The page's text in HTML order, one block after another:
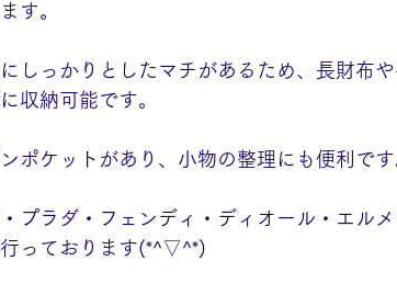
す。
しっかりとしたマチがあるため、長財布
収納可能です。
ポケットがあり、小物の整理にも便利で
プラダ・フェンディ・ディオール・エル
っております(*^▽^*)